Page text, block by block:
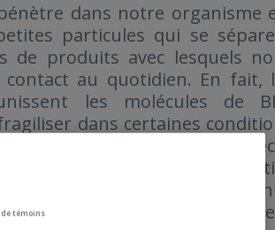
dans notre organisme
particules qui se
de produits avec lesquels
contact au quotidien. En fait,
les molécules de
dans certaines
élevée ou simplement
temps. Ainsi, des
se détachent des
des résidus de BPA
témoins